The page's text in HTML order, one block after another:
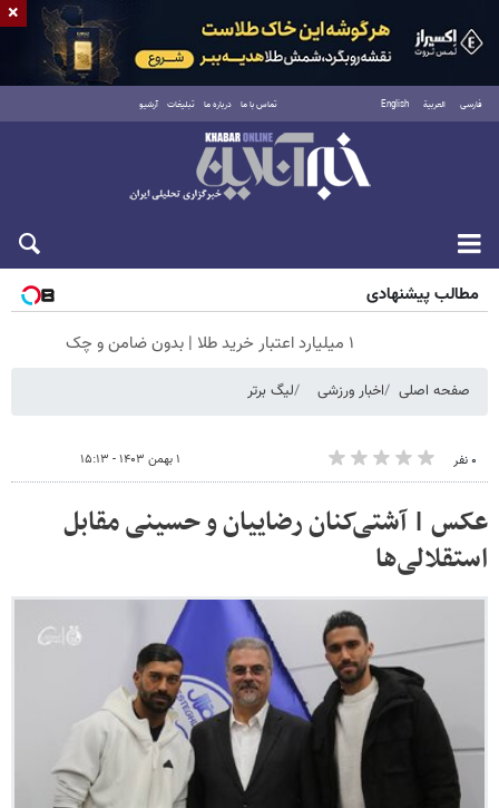
فارسی العربية English تماس با ما درباره ما تبلیغات آرشیو
شنبه ۱۷ مرداد ۱۴۰۵
مطالب پیشنهادی
۱ میلیارد اعتبار خرید طلا | بدون ضامن و چک
صفحه اصلی اخبار ورزشی لیگ برتر
۰ نفر ۱ بهمن ۱۴۰۳ - ۱۵:۱۳
عکس | آشتی‌کنان رضاییان و حسینی مقابل
استقلالی‌ها
×